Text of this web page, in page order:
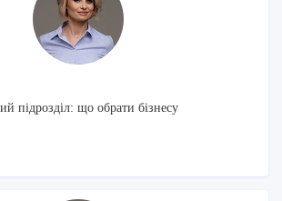
підрозділ: що обрати бізнесу